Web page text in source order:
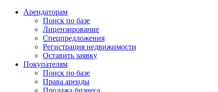
Арендаторам
Поиск по базе
Лицензирование
Спецпредложения
Регистрация недвижимости
Оставить заявку
Покупателям
Поиск по базе
Права аренды
Продажа бизнеса